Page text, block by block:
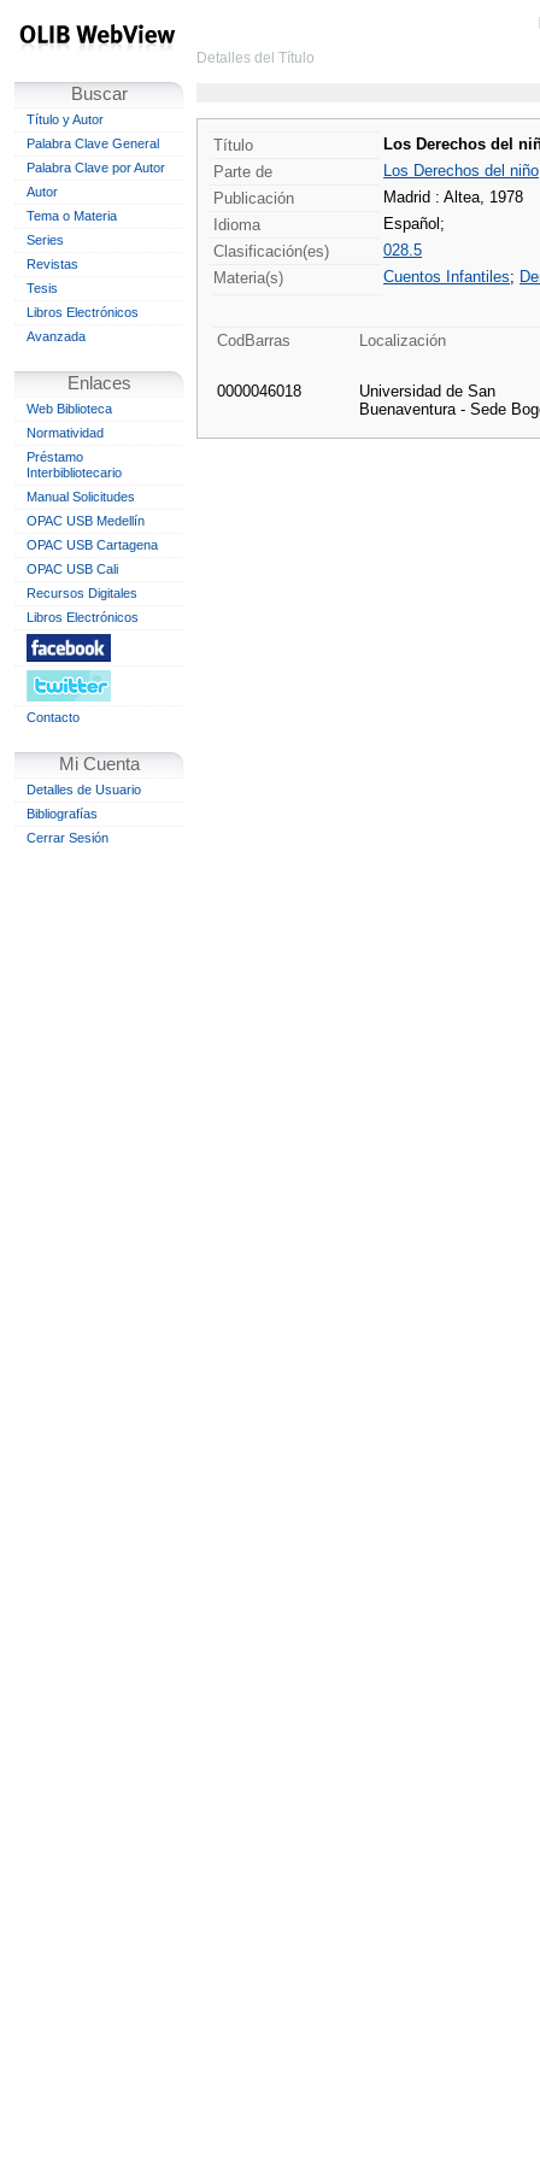
Buscar
Título y Autor
Palabra Clave General
Palabra Clave por Autor
Autor
Tema o Materia
Series
Revistas
Tesis
Libros Electrónicos
Avanzada
Enlaces
Web Biblioteca
Normatividad
Préstamo
Interbibliotecario
Manual Solicitudes
OPAC USB Medellín
OPAC USB Cartagena
OPAC USB Cali
Recursos Digitales
Libros Electrónicos
Contacto
Mi Cuenta
Detalles de Usuario
Bibliografías
Cerrar Sesión
Detalles del Título
Título
Los Derechos del
Parte de
Los Derechos del niño
Publicación
Madrid : Altea, 1978
Idioma
Español;
Clasificación(es)
028.5
Materia(s)
Cuentos Infantiles;
CodBarras Localización
0000046018
Universidad de San
Buenaventura - Sede